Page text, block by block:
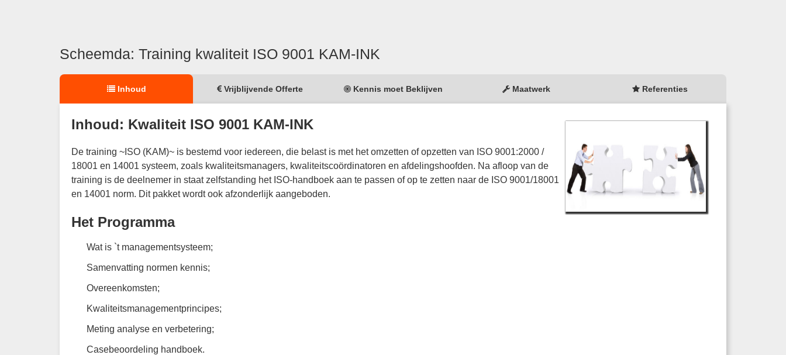
Scheemda: Training kwaliteit ISO 9001 KAM-INK
Inhoud Vrijblijvende Offerte Kennis moet Beklijven Maatwerk Referenties
Inhoud: Kwaliteit ISO 9001 KAM-INK
De training ~ISO (KAM)~ is bestemd voor iedereen, die belast is met het omzetten of opzetten van ISO 9001:2000 /
18001 en 14001 systeem, zoals kwaliteitsmanagers, kwaliteitscoördinatoren en afdelingshoofden. Na afloop van de
training is de deelnemer in staat zelfstanding het ISO-handboek aan te passen of op te zetten naar de ISO 9001/18001
en 14001 norm. Dit pakket wordt ook afzonderlijk aangeboden.
Het Programma
Wat is `t managementsysteem;
Samenvatting normen kennis;
Overeenkomsten;
Kwaliteitsmanagementprincipes;
Meting analyse en verbetering;
Casebeoordeling handboek.